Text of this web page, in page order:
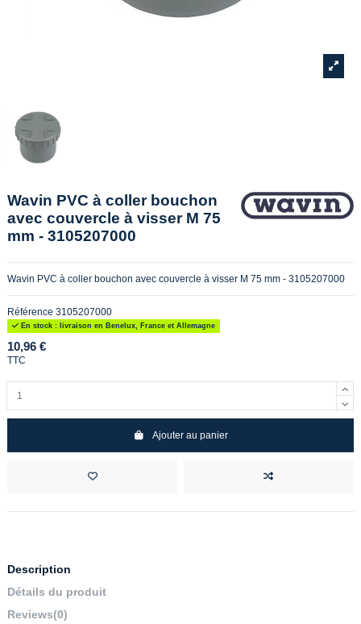
Wavin PVC à coller bouchon
avec couvercle à visser M 75
mm - 3105207000
Wavin PVC à coller bouchon avec couvercle à visser M 75 mm - 3105207000
Référence 3105207000
En stock : livraison en Benelux, France et Allemagne
10,96 €
TTC
Ajouter au panier
Description
Détails du produit
Reviews(0)